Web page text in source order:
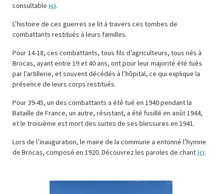
consultable ici.
L’histoire de ces guerres se lit à travers ces tombes de
combattants restitués à leurs familles.
Pour 14-18, ces combattants, tous fils d’agriculteurs, tous nés à
Brocas, ayant entre 19 et 40 ans, ont pour leur majorité été tués
par l’artillerie, et souvent décédés à l’hôpital, ce qui explique la
présence de leurs corps restitués.
Pour 39-45, un des combattants a été tué en 1940 pendant la
Bataille de France, un autre, résistant, a été fusillé en août 1944,
et le troisième est mort des suites de ses blessures en 1941.
Lors de l’inauguration, le maire de la commune a entonné l’hymne
de Brocas, composé en 1920. Découvrez les paroles de chant ici.